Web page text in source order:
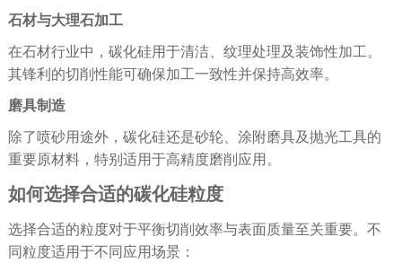
石材与大理石加工
在石材行业中，碳化硅用于清洁、纹理处理及装饰性加工。
其锋利的切削性能可确保加工一致性并保持高效率。
磨具制造
除了喷砂用途外，碳化硅还是砂轮、涂附磨具及抛光工具的
重要原材料，特别适用于高精度磨削应用。
如何选择合适的碳化硅粒度
选择合适的粒度对于平衡切削效率与表面质量至关重要。不
同粒度适用于不同应用场景：